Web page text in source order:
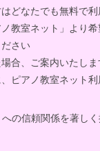
どなたでも無料で利
教室ネット」より希
さい
合、ご案内いたしま
ピアノ教室ネット
の信頼関係を著し